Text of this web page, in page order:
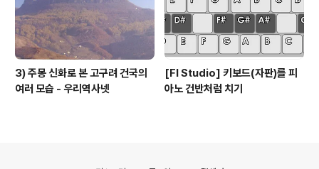
3) 주몽 신화로 본 고구려 건국의
여러 모습 - 우리역사넷
[Fl Studio] 키보드(자판)를 피
아노 건반처럼 치기